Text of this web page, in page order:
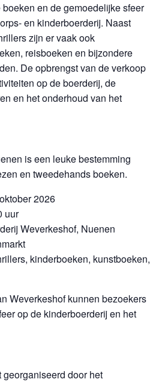
en de gemoedelijke sfeer
en kinderboerderij. Naast
zijn er vaak ook
reisboeken en bijzondere
De opbrengst van de verkoop
op de boerderij, de
en het onderhoud van het
is een leuke bestemming
en tweedehands boeken.
2026
uur
Weverkeshof, Nuenen
kinderboeken, kunstboeken,
Weverkeshof kunnen bezoekers
op de kinderboerderij en het
door het